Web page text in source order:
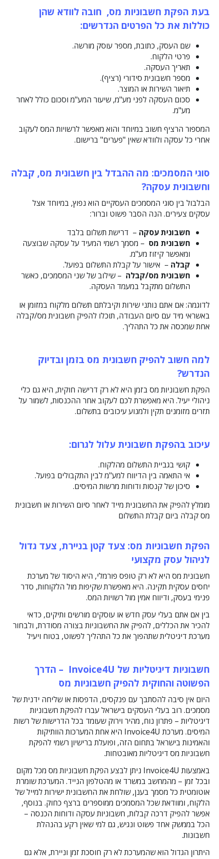
בעת הפקת חשבוניות מס, חובה לוודא שהן
כוללות את כל הפרטים הנדרשים:
שם העסק, כתובת, מספר עוסק מורשה.
פרטי הלקוח.
תאריך העסקה.
מספר חשבונית סידורי (רציף).
תיאור השירות או המוצר.
סכום העסקה לפני מע"מ, שיעור המע"מ וסכום כולל לאחר
מע"מ.
המספור הרציף חשוב במיוחד והוא מאפשר לרשויות המס לעקוב
אחרי כל עסקה ולוודא שאין "פערים" ברישום.
סוגי המסמכים: מה ההבדל בין חשבונית מס, קבלה
וחשבונית עסקה?
הבלבול בין סוגי המסמכים העסקיים הוא נפוץ, במיוחד אצל
עסקים צעירים. הנה הסבר פשוט וברור:
חשבונית עסקה – דרישת תשלום בלבד
חשבונית מס – מסמך רשמי המעיד על עסקה שבוצעה
ומאפשר קיזוז מע"מ.
קבלה – אישור על קבלת התשלום בפועל.
חשבונית מס/קבלה – שילוב של שני המסמכים, כאשר
התשלום מתקבל במעמד העסקה.
לדוגמה: אם אתם נותני שירות וקיבלתם תשלום מלקוח במזומן או
באשראי מיד עם סיום העבודה, תוכלו להפיק חשבונית מס/קבלה
אחת שמכסה את כל התהליך.
למה חשוב להפיק חשבונית מס בזמן ובדיוק
הנדרש?
הפקת חשבוניות מס בזמן היא לא רק דרישה חוקית, היא גם כלי
ניהולי יעיל. היא מאפשרת לכם לעקוב אחר ההכנסות, לשמור על
תזרים מזומנים תקין ולמנוע עיכובים בתשלום.
עיכוב בהפקת חשבונית עלול לגרום:
קושי בגביית התשלום מהלקוח.
אי התאמה בין הדיווח למע"מ לבין התקבולים בפועל.
סיכון של קנסות ודוחות מרשות המיסים.
מומלץ להפיק את החשבונית מייד לאחר סיום השירות או חשבונית
מס קבלה ביום קבלת התשלום
הפקת חשבוניות מס: צעד קטן בניירת, צעד גדול
לניהול עסק מקצועי
חשבונית מס היא לא רק טופס פורמלי, היא היסוד של מערכת
יחסים עסקית תקינה. היא מאפשרת שקיפות מול הלקוחות, סדר
פנימי בעסק, ודיווח אמין מול רשויות המס.
בין אם אתם בעלי עסק חדש או עוסקים מורשים ותיקים, כדאי
להכיר את הכללים, להפיק את החשבוניות בצורה מסודרת, ולבחור
מערכת דיגיטלית שתהפוך את כל התהליך לפשוט, בטוח ויעיל
חשבוניות דיגיטליות של
– הדרך
הפשוטה והחוקית להפיק חשבוניות מס
היום אין סיבה להסתבך עם פנקסים, הדפסות או שליחה ידנית של
מסמכים. רוב בעלי העסקים בישראל עברו להפקת חשבוניות
דיגיטליות – פתרון נוח, מהיר וירוק שעומד בכל הדרישות של רשות
המיסים. מערכת Invoice4U היא אחת המערכות הוותיקות
והאמינות בישראל בתחום הזה, ופועלת ברישיון רשמי להפקת
חשבוניות מס דיגיטליות מאובטחות.
באמצעות Invoice4U ניתן לבצע הפקת חשבוניות מס מכל מקום
ובכל זמן – מהמחשב במשרד או מהטלפון הנייד. המערכת שומרת
אוטומטית כל מסמך בענן, שולחת את החשבונית ישירות למייל של
הלקוח, ומוודאת שכל המסמכים ממוספרים ברצף כחוק. בנוסף,
אפשר להפיק דרכה קבלות, חשבוניות עסקה ודוחות הכנסה –
הכל בממשק אחד פשוט ונגיש, גם למי שאין רקע בהנהלת
חשבונות.
היתרון הגדול הוא שהמערכת לא רק חוסכת זמן וניירת, אלא גם